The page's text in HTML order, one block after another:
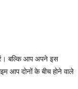
बल्कि आप अपने इस
आप दोनों के बीच होने वाले